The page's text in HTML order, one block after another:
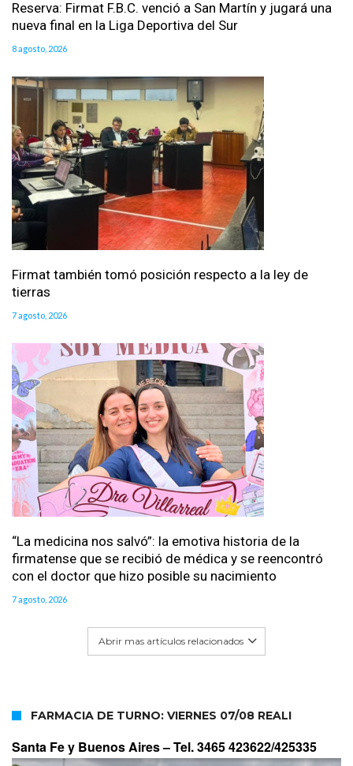
Reserva: Firmat F.B.C. venció a San Martín y jugará una
nueva final en la Liga Deportiva del Sur
8 agosto, 2026
Firmat también tomó posición respecto a la ley de
tierras
7 agosto, 2026
“La medicina nos salvó”: la emotiva historia de la
firmatense que se recibió de médica y se reencontró
con el doctor que hizo posible su nacimiento
7 agosto, 2026
Abrir mas artículos relacionados
FARMACIA DE TURNO: VIERNES 07/08 REALI
Santa Fe y Buenos Aires –Tel. 3465 423622/425335